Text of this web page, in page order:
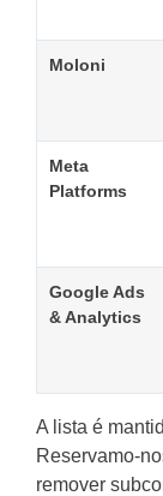
Moloni
Meta
Platforms
Google Ads
& Analytics
A lista é
Reservamo-
remover